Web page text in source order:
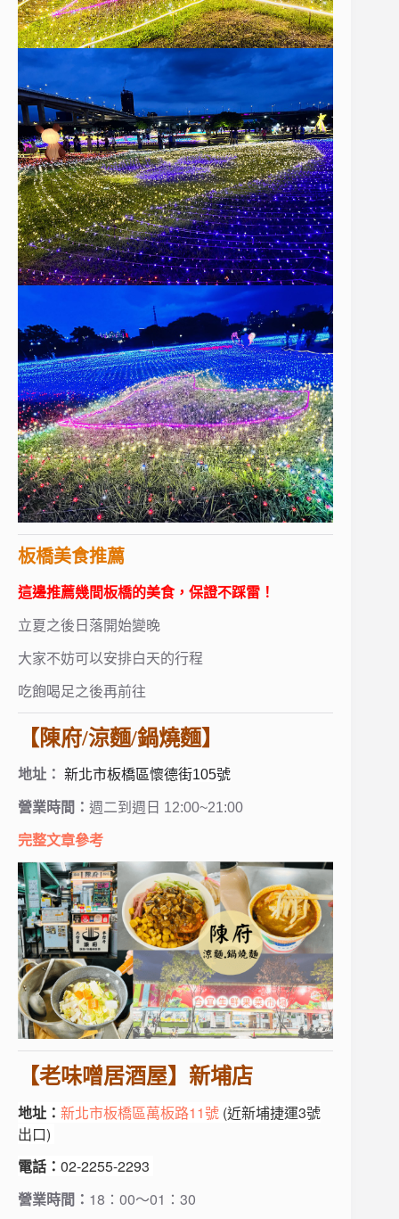
板橋美食推薦
這邊推薦幾間板橋的美食，保證不踩雷！
立夏之後日落開始變晚
大家不妨可以安排白天的行程
吃飽喝足之後再前往
【陳府/涼麵/鍋燒麵】
地址： 新北市板橋區懷德街105號
營業時間： 週二到週日 12:00~21:00
完整文章參考
【老味噌居酒屋】新埔店
地址： 新北市板橋區萬板路11號 (近新埔捷運3號
出口)
電話： 02-2255-2293
營業時間： 18：00～01：30